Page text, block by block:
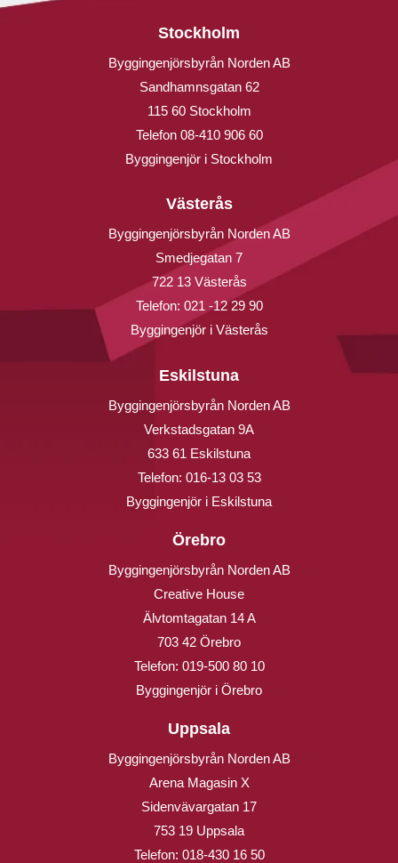
Stockholm
Byggingenjörsbyrån Norden AB
Sandhamnsgatan 62
115 60 Stockholm
Telefon 08-410 906 60
Byggingenjör i Stockholm
Västerås
Byggingenjörsbyrån Norden AB
Smedjegatan 7
722 13 Västerås
Telefon: 021 -12 29 90
Byggingenjör i Västerås
Eskilstuna
Byggingenjörsbyrån Norden AB
Verkstadsgatan 9A
633 61 Eskilstuna
Telefon: 016-13 03 53
Byggingenjör i Eskilstuna
Örebro
Byggingenjörsbyrån Norden AB
Creative House
Älvtomtagatan 14 A
703 42 Örebro
Telefon: 019-500 80 10
Byggingenjör i Örebro
Uppsala
Byggingenjörsbyrån Norden AB
Arena Magasin X
Sidenvävargatan 17
753 19 Uppsala
Telefon: 018-430 16 50